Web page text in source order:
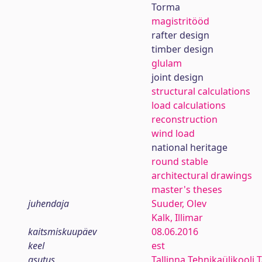
Torma
magistritööd
rafter design
timber design
glulam
joint design
structural calculations
load calculations
reconstruction
wind load
national heritage
round stable
architectural drawings
master's theses
juhendaja
Suuder, Olev
Kalk, Illimar
kaitsmiskuupäev
08.06.2016
keel
est